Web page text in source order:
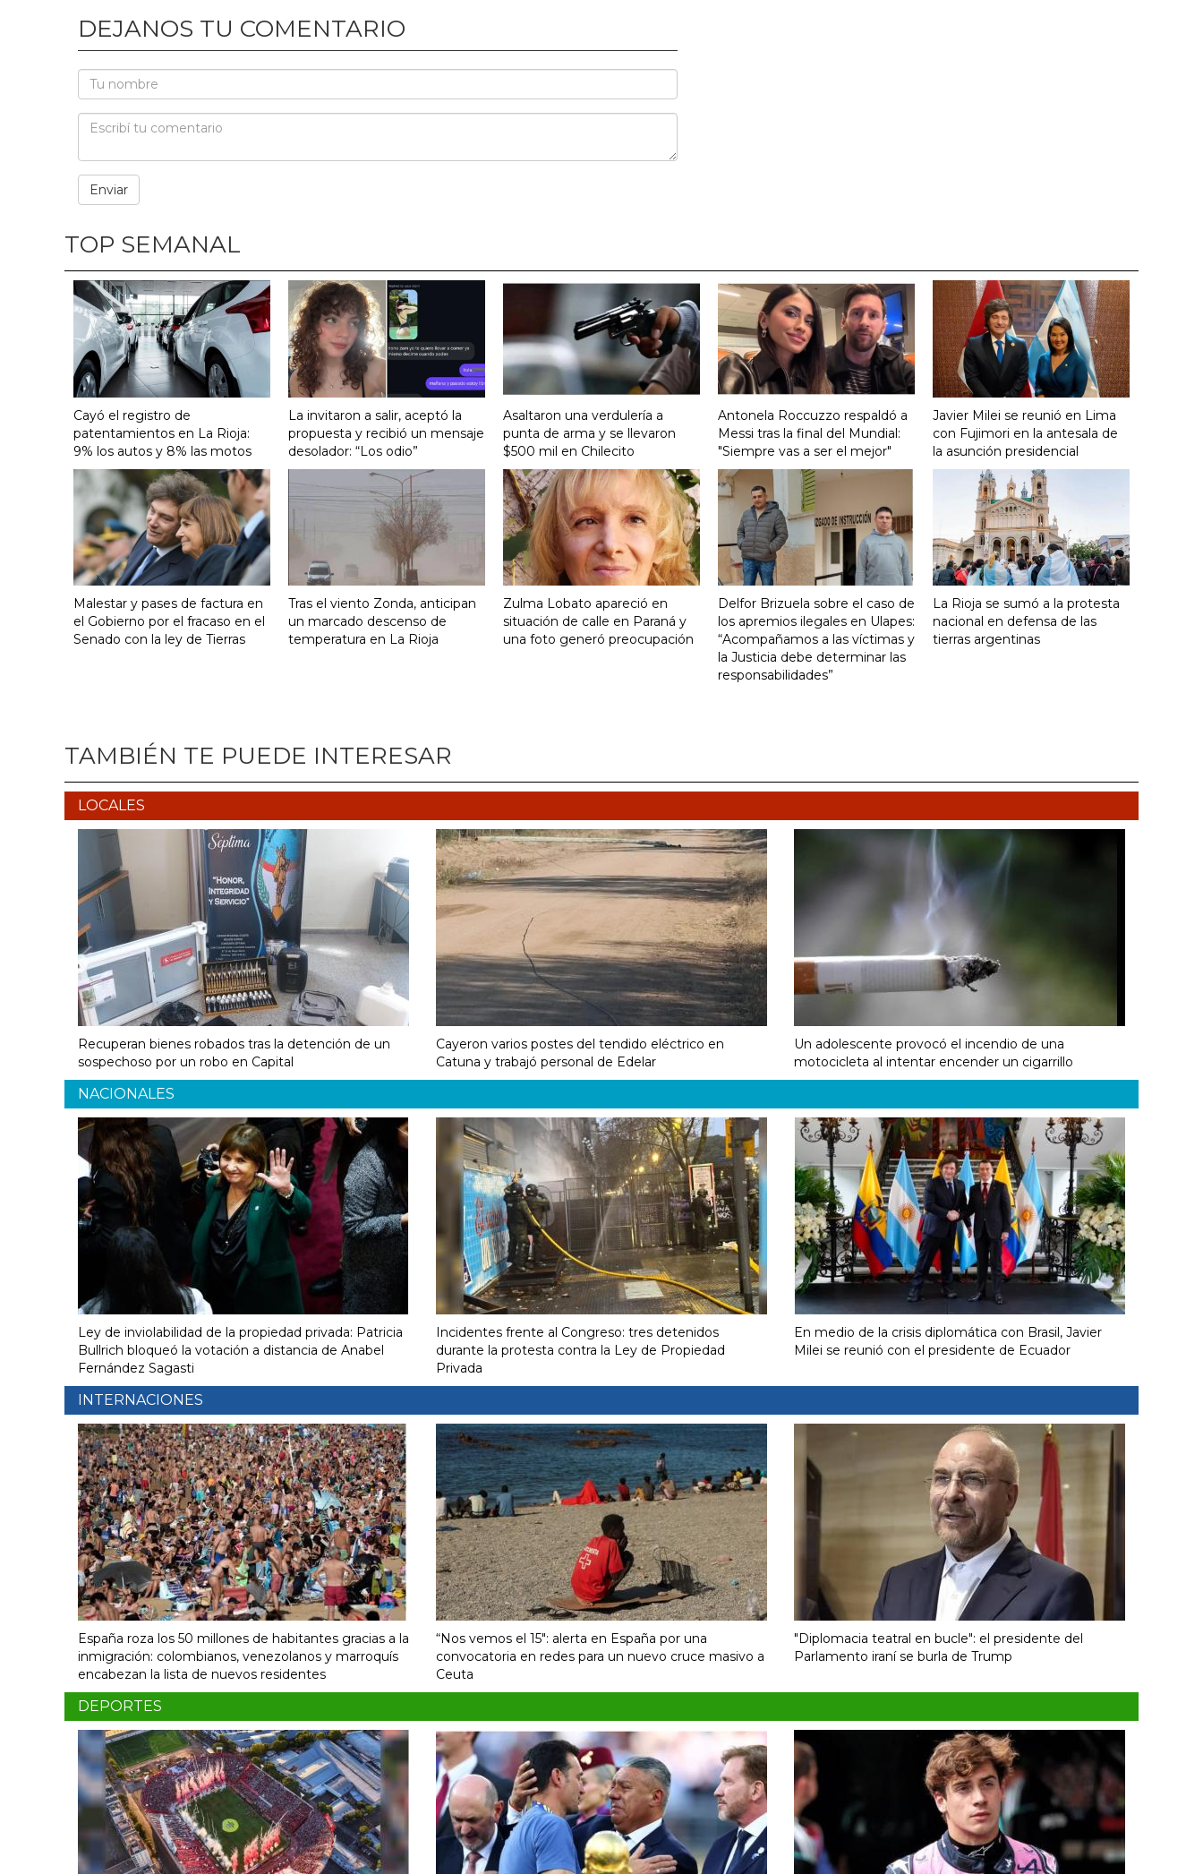
DEJANOS TU COMENTARIO
TOP SEMANAL
Cayó el registro de
patentamientos en La Rioja:
9% los autos y 8% las motos
La invitaron a salir, aceptó la
propuesta y recibió un mensaje
desolador: “Los odio”
Asaltaron una verdulería a
punta de arma y se llevaron
$500 mil en Chilecito
Antonela Roccuzzo respaldó a
Messi tras la final del Mundial:
"Siempre vas a ser el mejor"
Javier Milei se reunió en Lima
con Fujimori en la antesala de
la asunción presidencial
Malestar y pases de factura en
el Gobierno por el fracaso en el
Senado con la ley de Tierras
Tras el viento Zonda, anticipan
un marcado descenso de
temperatura en La Rioja
Zulma Lobato apareció en
situación de calle en Paraná y
una foto generó preocupación
Delfor Brizuela sobre el caso de
los apremios ilegales en Ulapes:
“Acompañamos a las víctimas y
la Justicia debe determinar las
responsabilidades”
La Rioja se sumó a la protesta
nacional en defensa de las
tierras argentinas
TAMBIÉN TE PUEDE INTERESAR
LOCALES
Recuperan bienes robados tras la detención de un
sospechoso por un robo en Capital
Cayeron varios postes del tendido eléctrico en
Catuna y trabajó personal de Edelar
Un adolescente provocó el incendio de una
motocicleta al intentar encender un cigarrillo
NACIONALES
Ley de inviolabilidad de la propiedad privada: Patricia
Bullrich bloqueó la votación a distancia de Anabel
Fernández Sagasti
Incidentes frente al Congreso: tres detenidos
durante la protesta contra la Ley de Propiedad
Privada
En medio de la crisis diplomática con Brasil, Javier
Milei se reunió con el presidente de Ecuador
INTERNACIONES
España roza los 50 millones de habitantes gracias a la
inmigración: colombianos, venezolanos y marroquís
encabezan la lista de nuevos residentes
“Nos vemos el 15″: alerta en España por una
convocatoria en redes para un nuevo cruce masivo a
Ceuta
"Diplomacia teatral en bucle": el presidente del
Parlamento iraní se burla de Trump
DEPORTES